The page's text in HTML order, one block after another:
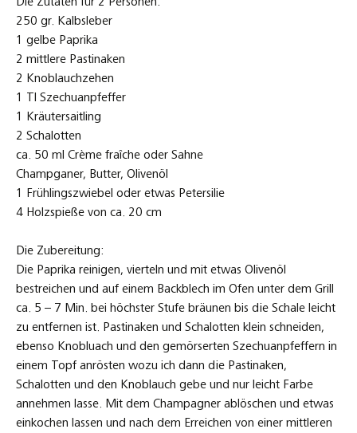
ca. 5 – 7 Min. bei höchster Stufe bräunen bis die Schale leicht
zu entfernen ist. Pastinaken und Schalotten klein schneiden,
ebenso Knobluach und den gemörserten Szechuanpfeffern in
einem Topf anrösten wozu ich dann die Pastinaken,
Schalotten und den Knoblauch gebe und nur leicht Farbe
annehmen lasse. Mit dem Champagner ablöschen und etwas
einkochen lassen und nach dem Erreichen von einer mittleren
Bissfestigkeit die Sahne oder Crème fraîche hinzugeben.
Wiedeer etwas einkochen lassen, aber die Hitze nicht zu sehr
aufdrehen, sonst stockt die Sahne. Lber wascxhen und
säubern. Kräutersaitlinge zu kleinen Würfeln schneiden und
die enthäutete Paprika in mittelgroße Stücke zerteilen. Die
Paprika auf die Spieße mit dem Paprika aufziehen.
Heute einmal ohne den begleitenden Wein, aber Champagner
paßt da immer dazu!
Kommentar hinterlassen